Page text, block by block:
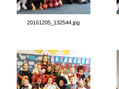
20161205_132544.jpg